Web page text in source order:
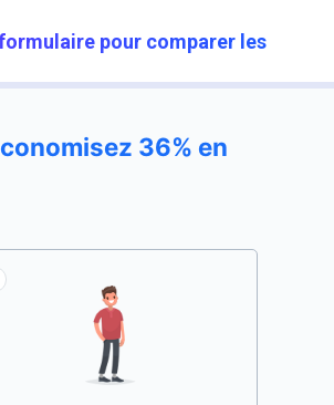
pour comparer les